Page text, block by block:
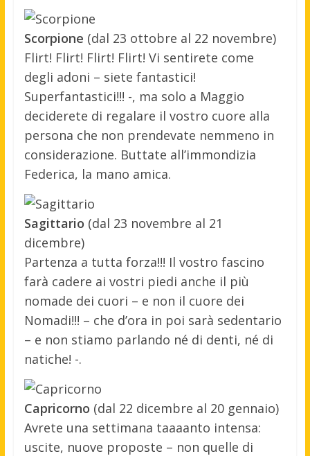
Scorpione (dal 23 ottobre al 22 novembre)
Flirt! Flirt! Flirt! Flirt! Vi sentirete come
degli adoni – siete fantastici!
Superfantastici!!! -, ma solo a Maggio
deciderete di regalare il vostro cuore alla
persona che non prendevate nemmeno in
considerazione. Buttate all’immondizia
Federica, la mano amica.
Sagittario (dal 23 novembre al 21
dicembre)
Partenza a tutta forza!!! Il vostro fascino
farà cadere ai vostri piedi anche il più
nomade dei cuori – e non il cuore dei
Nomadi!!! – che d’ora in poi sarà sedentario
– e non stiamo parlando né di denti, né di
natiche! -.
Capricorno (dal 22 dicembre al 20 gennaio)
Avrete una settimana taaaanto intensa:
uscite, nuove proposte – non quelle di